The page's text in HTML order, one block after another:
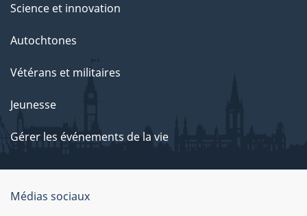
Science et innovation
Autochtones
Vétérans et militaires
Jeunesse
Gérer les événements de la vie
Organisation
Médias sociaux